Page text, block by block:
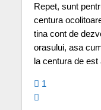
Repet, sunt
centura
tina cont de
orasului, asa
la centura de
1